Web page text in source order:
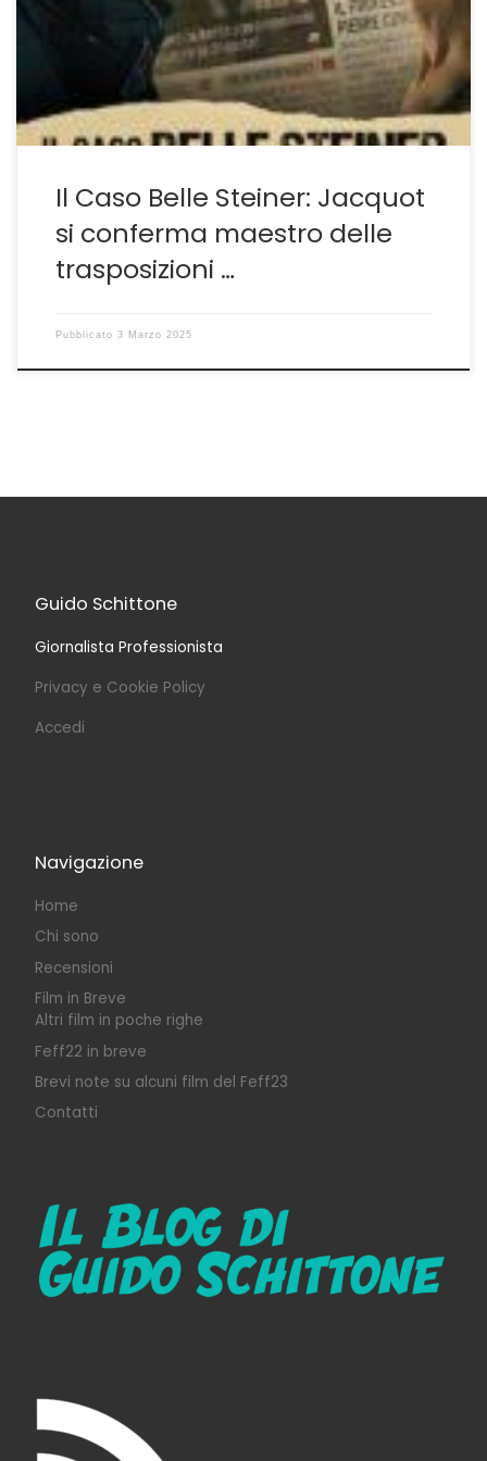
largo respiro, con storie avvincenti, riesce sempre a
dare una propria ottica ben marcata anche alla
rilettura e successiva […]
Il Caso Belle Steiner: Jacquot
si conferma maestro delle
trasposizioni …
Pubblicato 3 Marzo 2025
Guido Schittone
Giornalista Professionista
Privacy e Cookie Policy
Accedi
Navigazione
Home
Chi sono
Recensioni
Film in Breve
Altri film in poche righe
Feff22 in breve
Brevi note su alcuni film del Feff23
Contatti